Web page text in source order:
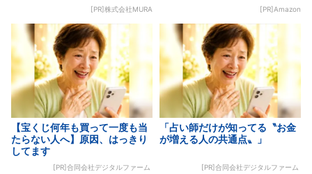
[PR]株式会社MURA [PR]Amazon
【宝くじ何年も買って一度も当
たらない人へ】原因、はっきり
してます
[PR]合同会社デジタルファーム
「占い師だけが知ってる〝お金
が増える人の共通点〟」
[PR]合同会社デジタルファーム